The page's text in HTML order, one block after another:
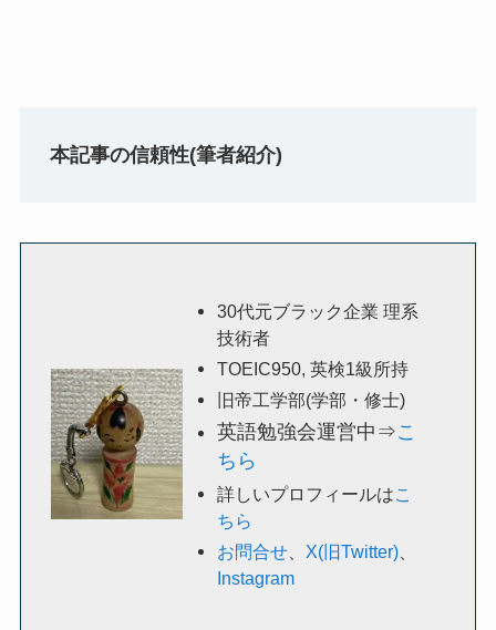
本記事の信頼性(筆者紹介)
30代元ブラック企業 理系
技術者
TOEIC950, 英検1級所持
旧帝工学部(学部・修士)
英語勉強会運営中⇒こ
ちら
詳しいプロフィールは こ
ちら
お問合せ、 X(旧Twitter)、
Instagram